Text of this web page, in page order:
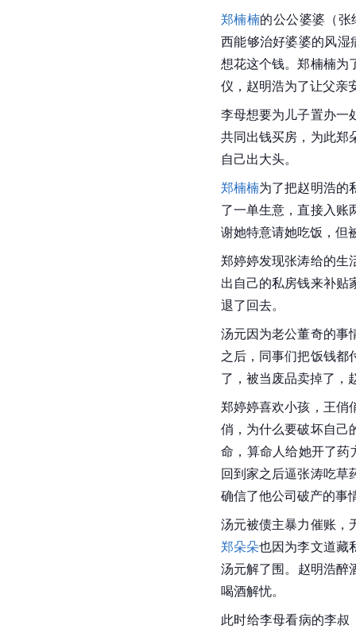
郑楠楠的公公婆婆（
西能够治好婆婆的风湿
想花这个钱。郑楠楠为
仪，赵明浩为了让父亲
李母想要为儿子置办一
共同出钱买房，为此郑
自己出大头。
郑楠楠为了把赵明浩的
了一单生意，直接入账
谢她特意请她吃饭，但
郑婷婷发现张涛给的生
出自己的私房钱来补贴
退了回去。
汤元因为老公董奇的事
之后，同事们把饭钱都
了，被当废品卖掉了，
郑婷婷喜欢小孩，王俏
俏，为什么要破坏自己
命，算命人给她开了药
回到家之后逼张涛吃草
确信了他公司破产的事
汤元被债主暴力催账，
郑朵朵也因为李文道藏
汤元解了围。赵明浩醉
喝酒解忧。
此时给李母看病的李叔